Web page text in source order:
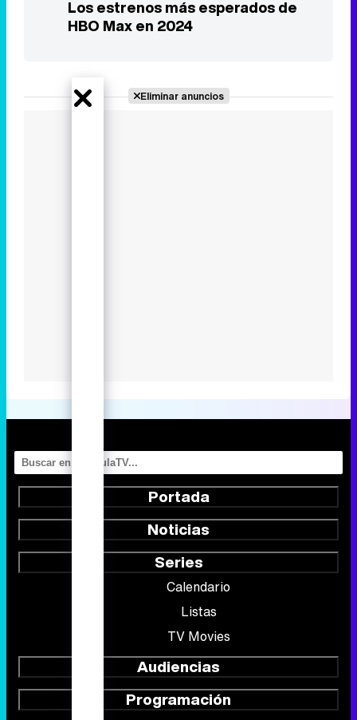
Los estrenos más esperados de
HBO Max en 2024
Eliminar anuncios
Portada
Noticias
Series
Calendario
Listas
TV Movies
Audiencias
Programación